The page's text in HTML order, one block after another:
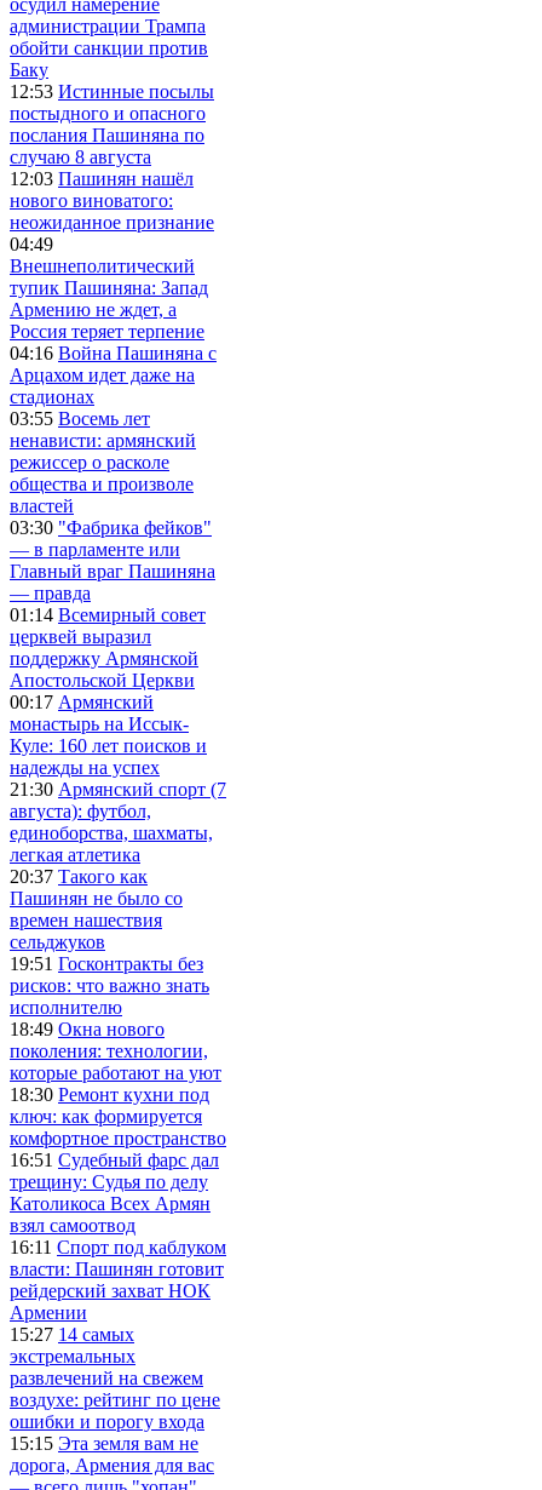
администрации Трампа
обойти санкции против
Баку
12:53 Истинные посылы
постыдного и опасного
послания Пашиняна по
случаю 8 августа
12:03 Пашинян нашёл
нового виноватого:
неожиданное признание
04:49
Внешнеполитический
тупик Пашиняна: Запад
Армению не ждет, а
Россия теряет терпение
04:16 Война Пашиняна с
Арцахом идет даже на
стадионах
03:55 Восемь лет
ненависти: армянский
режиссер о расколе
общества и произволе
властей
03:30 "Фабрика фейков"
— в парламенте или
Главный враг Пашиняна
— правда
01:14 Всемирный совет
церквей выразил
поддержку Армянской
Апостольской Церкви
00:17 Армянский
монастырь на Иссык-
Куле: 160 лет поисков и
надежды на успех
21:30 Армянский спорт (7
августа): футбол,
единоборства, шахматы,
легкая атлетика
20:37 Такого как
Пашинян не было со
времен нашествия
сельджуков
19:51 Госконтракты без
рисков: что важно знать
исполнителю
18:49 Окна нового
поколения: технологии,
которые работают на уют
18:30 Ремонт кухни под
ключ: как формируется
комфортное пространство
16:51 Судебный фарс дал
трещину: Судья по делу
Католикоса Всех Армян
взял самоотвод
16:11 Спорт под каблуком
власти: Пашинян готовит
рейдерский захват НОК
Армении
15:27 14 самых
экстремальных
развлечений на свежем
воздухе: рейтинг по цене
ошибки и порогу входа
15:15 Эта земля вам не
дорога, Армения для вас